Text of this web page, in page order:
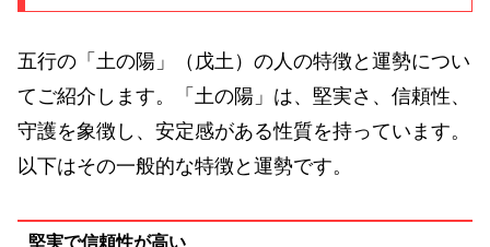
五行の「土の陽」（戊土）の人の特徴と運勢につい
てご紹介します。「土の陽」は、堅実さ、信頼性、
守護を象徴し、安定感がある性質を持っています。
以下はその一般的な特徴と運勢です。
堅実で信頼性が高い